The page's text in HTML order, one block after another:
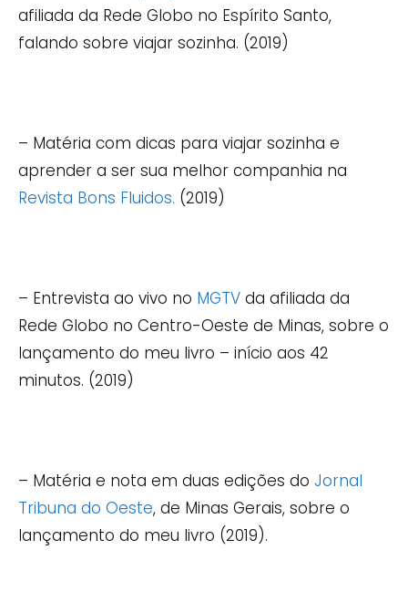
afiliada da Rede Globo no Espírito Santo,
falando sobre viajar sozinha. (2019)
– Matéria com dicas para viajar sozinha e
aprender a ser sua melhor companhia na
Revista Bons Fluidos. (2019)
– Entrevista ao vivo no MGTV da afiliada da
Rede Globo no Centro-Oeste de Minas, sobre o
lançamento do meu livro – início aos 42
minutos. (2019)
– Matéria e nota em duas edições do Jornal
Tribuna do Oeste, de Minas Gerais, sobre o
lançamento do meu livro (2019).